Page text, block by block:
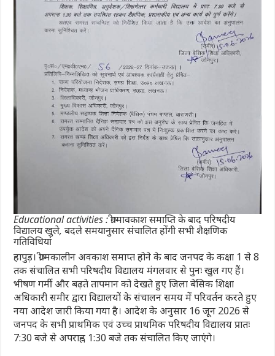
Educational activities : ग्रीष्मावकाश समाप्ति के बाद परिषदीय
विद्यालय खुले, बदले समयानुसार संचालित होंगी सभी शैक्षणिक
गतिविधियां
हापुड़। ग्रीष्मकालीन अवकाश समाप्त होने के बाद जनपद के कक्षा 1 से 8
तक संचालित सभी परिषदीय विद्यालय मंगलवार से पुनः खुल गए हैं।
भीषण गर्मी और बढ़ते तापमान को देखते हुए जिला बेसिक शिक्षा
अधिकारी समीर द्वारा विद्यालयों के संचालन समय में परिवर्तन करते हुए
नया आदेश जारी किया गया है। आदेश के अनुसार 16 जून 2026 से
जनपद के सभी प्राथमिक एवं उच्च प्राथमिक परिषदीय विद्यालय प्रातः
7:30 बजे से अपराह्न 1:30 बजे तक संचालित किए जाएंगे।